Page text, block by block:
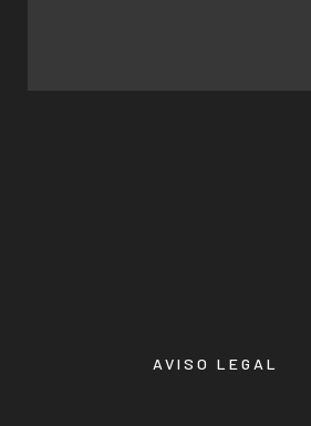
AVISO LEGAL